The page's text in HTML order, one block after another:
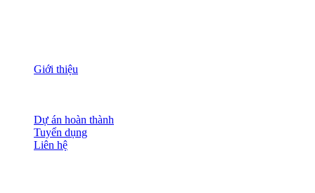
Giới thiệu
Dự án hoàn thành
Tuyển dụng
Liên hệ